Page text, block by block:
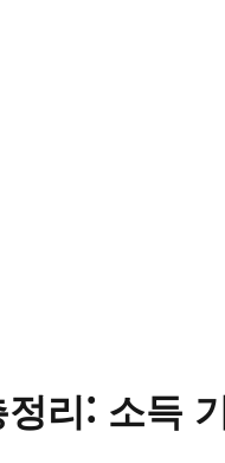
리: 소득